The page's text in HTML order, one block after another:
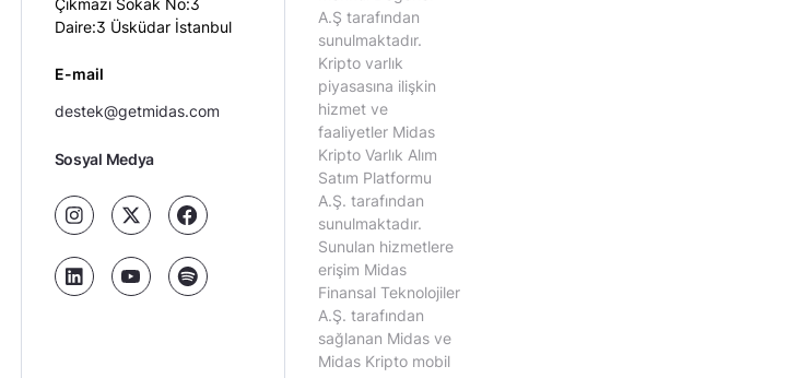
Çıkmazı Sokak No:3
Daire:3 Üsküdar İstanbul
E-mail
destek@getmidas.com
Sosyal Medya
A.Ş tarafından
sunulmaktadır.
Kripto varlık
piyasasına ilişkin
hizmet ve
faaliyetler Midas
Kripto Varlık Alım
Satım Platformu
A.Ş. tarafından
sunulmaktadır.
Sunulan hizmetlere
erişim Midas
Finansal Teknolojiler
A.Ş. tarafından
sağlanan Midas ve
Midas Kripto mobil